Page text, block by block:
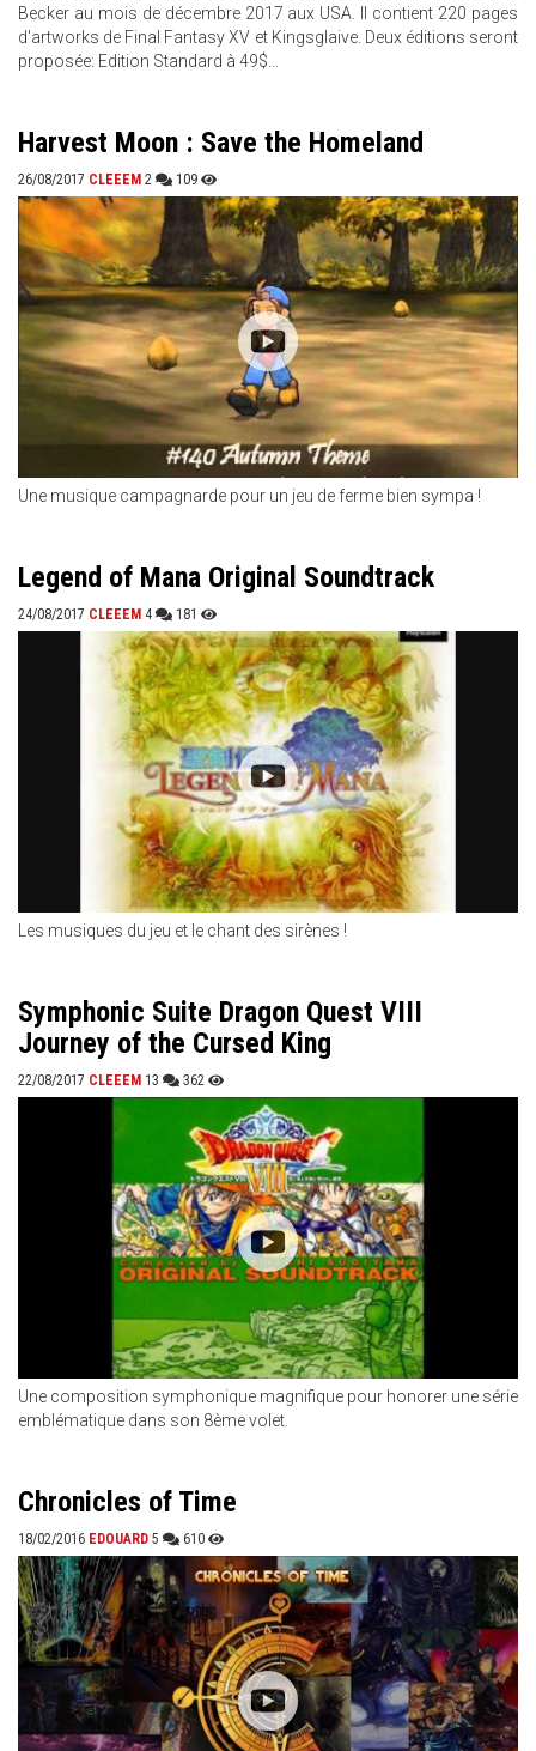
Becker au mois de décembre 2017 aux USA. Il contient 220 pages
d'artworks de Final Fantasy XV et Kingsglaive. Deux éditions seront
proposée: Edition Standard à 49$...
Harvest Moon : Save the Homeland
26/08/2017 CLEEEM 2 109
Une musique campagnarde pour un jeu de ferme bien sympa !
Legend of Mana Original Soundtrack
24/08/2017 CLEEEM 4 181
Les musiques du jeu et le chant des sirènes !
Symphonic Suite Dragon Quest VIII
Journey of the Cursed King
22/08/2017 CLEEEM 13 362
Une composition symphonique magnifique pour honorer une série
emblématique dans son 8ème volet.
Chronicles of Time
18/02/2016 EDOUARD 5 610